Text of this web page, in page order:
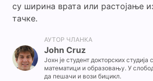
су ширина врата или растојање
тачке.
АУТОР ЧЛАНКА
John Cruz
Јохн је студент докторских
математици и образовању. У
да пешачи и вози бицикл.